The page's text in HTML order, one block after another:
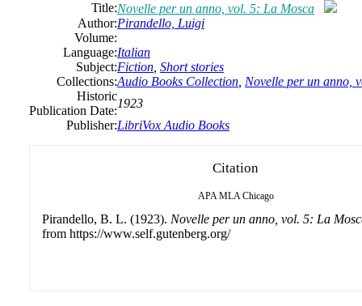
Title:Novelle per un anno, vol. 5: La Mosca
Author:Pirandello, Luigi
Volume:
Language:Italian
Subject:Fiction Short stories
Collections:Audio Books Collection Novelle per un anno,
Historic
Publication Date:
1923
Publisher:LibriVox Audio Books
Citation
APA MLA Chicago
Pirandello, B. L. (1923). Novelle per un anno, vol. 5: La
from https://www.self.gutenberg.org/